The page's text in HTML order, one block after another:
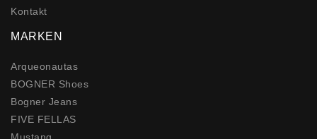
Kontakt
MARKEN
Arqueonautas
BOGNER Shoes
Bogner Jeans
FIVE FELLAS